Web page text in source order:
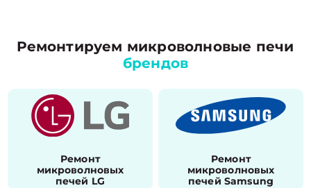
Ремонтируем микроволновые печи
брендов
Ремонт
микроволновых
печей LG
Ремонт
микроволновых
печей Samsung